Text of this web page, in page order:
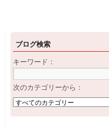
ブログ検索
キーワード：
次のカテゴリーから：